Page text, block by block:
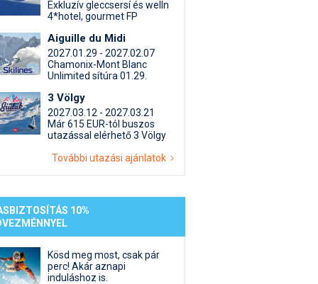
Termékkereső
egyéb síeléshez kapcsolódó téma
kapcsolatos kérdések és válaszok
beszélgetések
Exkluzív gleccsersí és welln
4*hotel, gourmet FP
Aiguille du Midi
2027.01.29 - 2027.02.07
Chamonix-Mont Blanc
Unlimited sítúra 01.29.
3 Völgy
2027.03.12 - 2027.03.21
Már 615 EUR-tól buszos
utazással elérhető 3 Völgy
További utazási ajánlatok
10%
Kösd meg most, csak pár
perc! Akár aznapi
induláshoz is.